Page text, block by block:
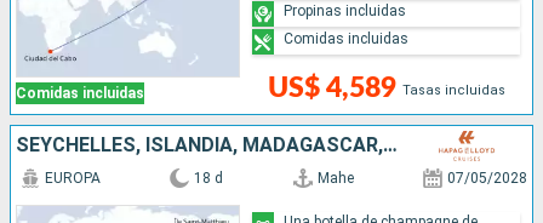
Comidas incluidas US$ 4,589 Tasas incluidas
Propinas incluidas
Comidas incluidas
SEYCHELLES, ISLANDIA, MADAGASCAR, INDIA, MOZAMBIQUE, SUDAFRICA
EUROPA 18 d Mahe 07/05/2028